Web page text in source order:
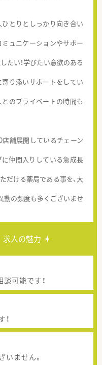
ひとりとしっかり向き合い
ミュニケーションやサポー
したい！学びたい意欲のある
寄り添いサポートをしてい
とのプライベートの時間も
舗展開しているチェーン
仲間入りしている急成長
だける薬局である事を、大
の頻度も多くございませ
求人の魅力
可能です！
いません。